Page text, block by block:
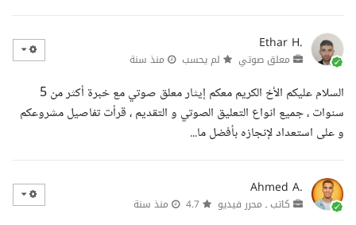
Ethar H.
معلق صوتي لم يحسب منذ سنة
السلام عليكم الأخ الكريم معكم إيثار معلق صوتي مع خبرة أكثر من 5
سنوات ، جميع انواع التعليق الصوتي و التقديم ، قرأت تفاصيل مشروعكم
و على استعداد لإنجازه بأفضل ما...
Ahmed A.
كاتب ـ محرر فيديو منذ سنة